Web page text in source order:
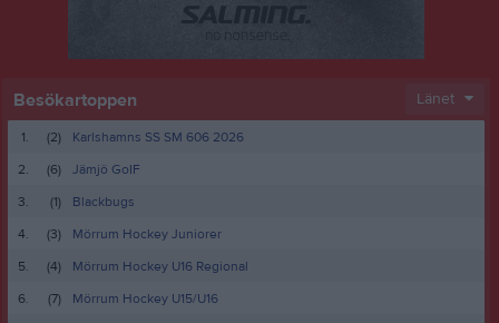
Besökartoppen Länet
1. (2)
Karlshamns SS SM 606 2026
2.
(6)
Jämjö GoIF
3.
(1)
Blackbugs
4.
(3)
Mörrum Hockey Juniorer
5.
(4)
Mörrum Hockey U16 Regional
6.
(7)
Mörrum Hockey U15/U16